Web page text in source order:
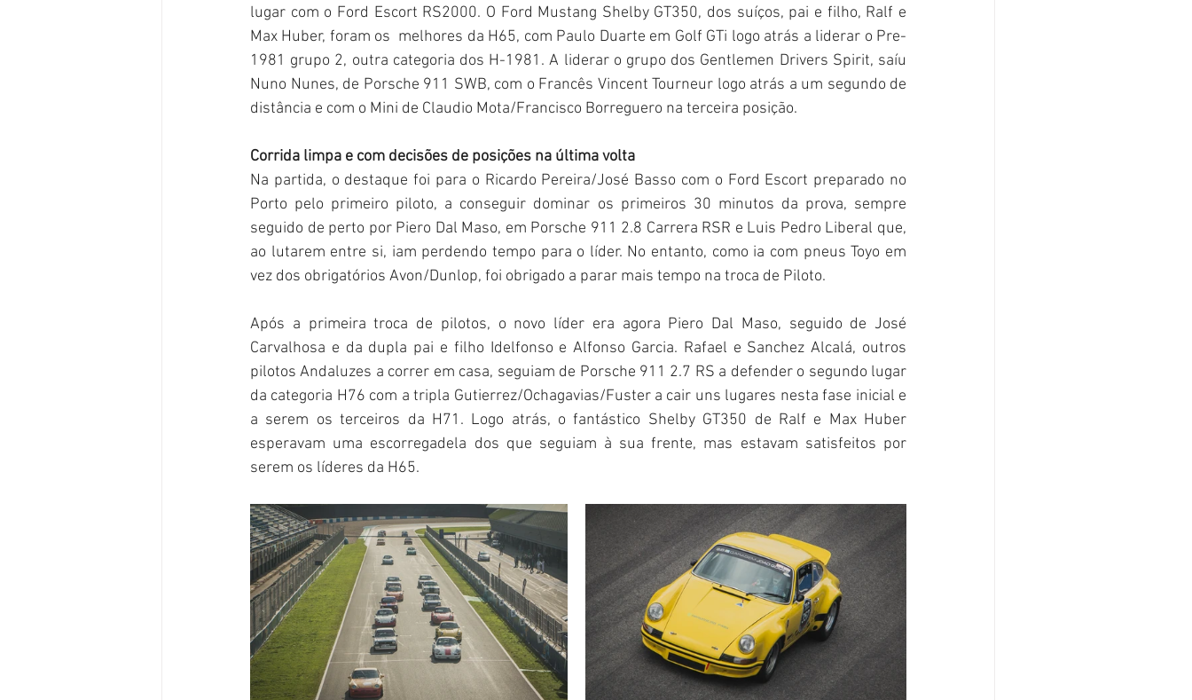
lugar com o Ford Escort RS2000. O Ford Mustang Shelby GT350, dos suíços, pai e filho, Ralf e
Max Huber, foram os  melhores da H65, com Paulo Duarte em Golf GTi logo atrás a liderar o Pre-
1981 grupo 2, outra categoria dos H-1981. A liderar o grupo dos Gentlemen Drivers Spirit, saíu
Nuno Nunes, de Porsche 911 SWB, com o Francês Vincent Tourneur logo atrás a um segundo de
distância e com o Mini de Claudio Mota/Francisco Borreguero na terceira posição.
Corrida limpa e com decisões de posições na última volta
Na partida, o destaque foi para o Ricardo Pereira/José Basso com o Ford Escort preparado no
Porto pelo primeiro piloto, a conseguir dominar os primeiros 30 minutos da prova, sempre
seguido de perto por Piero Dal Maso, em Porsche 911 2.8 Carrera RSR e Luis Pedro Liberal que,
ao lutarem entre si, iam perdendo tempo para o líder. No entanto, como ia com pneus Toyo em
vez dos obrigatórios Avon/Dunlop, foi obrigado a parar mais tempo na troca de Piloto.
Após a primeira troca de pilotos, o novo líder era agora Piero Dal Maso, seguido de José
Carvalhosa e da dupla pai e filho Idelfonso e Alfonso Garcia. Rafael e Sanchez Alcalá, outros
pilotos Andaluzes a correr em casa, seguiam de Porsche 911 2.7 RS a defender o segundo lugar
da categoria H76 com a tripla Gutierrez/Ochagavias/Fuster a cair uns lugares nesta fase inicial e
a serem os terceiros da H71. Logo atrás, o fantástico Shelby GT350 de Ralf e Max Huber
esperavam uma escorregadela dos que seguiam à sua frente, mas estavam satisfeitos por
serem os líderes da H65.